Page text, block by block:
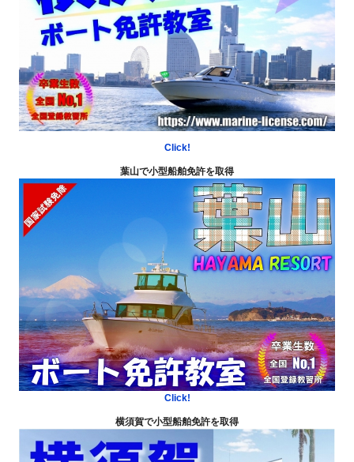
Click!
葉山で小型船舶免許を取得
Click!
横須賀で小型船舶免許を取得